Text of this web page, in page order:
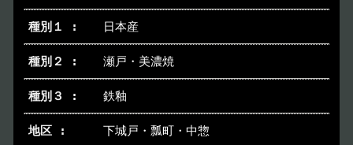
日本産
瀬戸・美濃焼
鉄釉
下城戸・瓢町・中惣